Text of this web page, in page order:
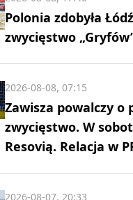
Polonia zdobyła
zwycięstwo
Zawisza powalczy o
zwycięstwo. W
Resovią. Relacja w
2026-08-08, 07:15
2026-08-07, 20:33